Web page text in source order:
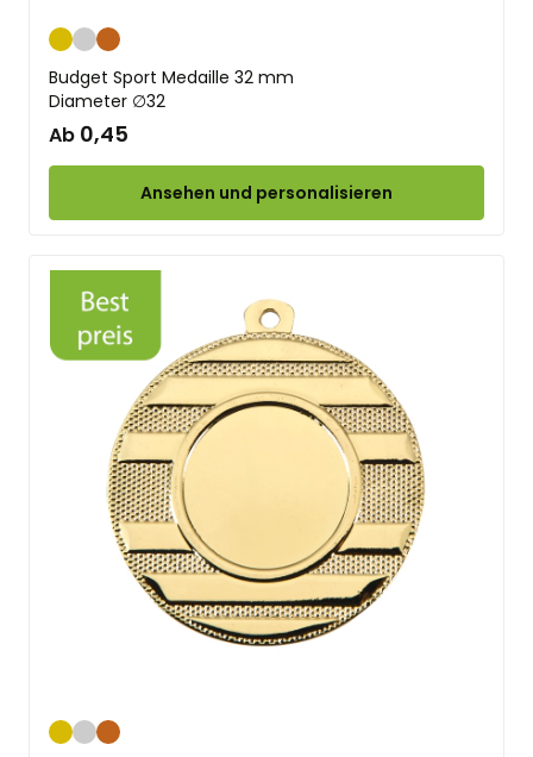
GoldSilberBronze
Budget Sport Medaille 32 mm
Diameter ∅32
Ab 0,45
Ansehen und personalisieren
GoldSilberBronze